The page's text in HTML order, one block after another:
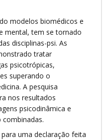
modelos biomédicos e
mental, tem se tornado
disciplinas-psi. As
tratar
psicotrópicas,
superando o
A pesquisa
nos resultados
psicodinâmica e
uma declaração feita